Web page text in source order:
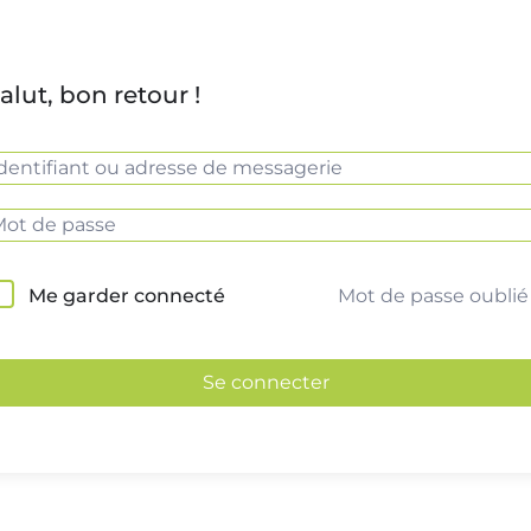
bon retour !
Me garder connecté Mot de passe oublié
Se connecter